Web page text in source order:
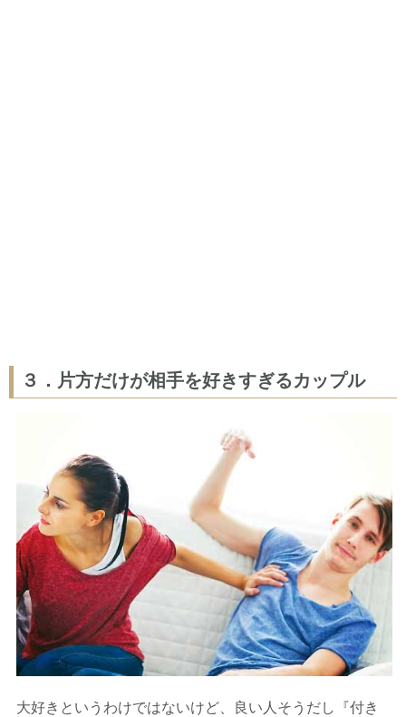
３．片方だけが相手を好きすぎるカップル
大好きというわけではないけど、良い人そうだし『付き